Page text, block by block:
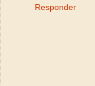
Responder